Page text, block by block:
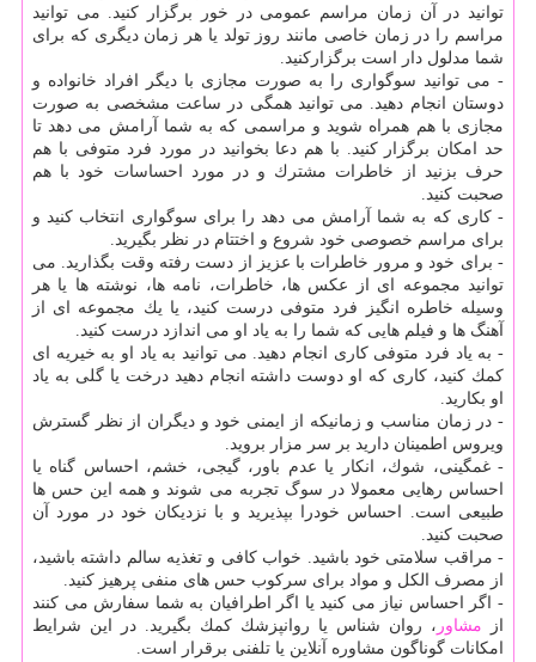
توانید در آن زمان مراسم عمومی در خور برگزار كنید. می توانید
مراسم را در زمان خاصی مانند روز تولد یا هر زمان دیگری كه برای
شما مدلول دار است برگزاركنید.
- می توانید سوگواری را به صورت مجازی با دیگر افراد خانواده و
دوستان انجام دهید. می توانید همگی در ساعت مشخصی به صورت
مجازی با هم همراه شوید و مراسمی كه به شما آرامش می دهد تا
حد امكان برگزار كنید. با هم دعا بخوانید در مورد فرد متوفی با هم
حرف بزنید از خاطرات مشترك و در مورد احساسات خود با هم
صحبت كنید.
- كاری كه به شما آرامش می دهد را برای سوگواری انتخاب كنید و
برای مراسم خصوصی خود شروع و اختتام در نظر بگیرید.
- برای خود و مرور خاطرات با عزیز از دست رفته وقت بگذارید. می
توانید مجموعه ای از عكس ها، خاطرات، نامه ها، نوشته ها یا هر
وسیله خاطره انگیز فرد متوفی درست كنید، یا یك مجموعه ای از
آهنگ ها و فیلم هایی كه شما را به یاد او می اندازد درست كنید.
- به یاد فرد متوفی كاری انجام دهید. می توانید به یاد او به خیریه ای
كمك كنید، كاری كه او دوست داشته انجام دهید درخت یا گلی به یاد
او بكارید.
- در زمان مناسب و زمانیكه از ایمنی خود و دیگران از نظر گسترش
ویروس اطمینان دارید بر سر مزار بروید.
- غمگینی، شوك، انكار یا عدم باور، گیجی، خشم، احساس گناه یا
احساس رهایی معمولا در سوگ تجربه می شوند و همه این حس ها
طبیعی است. احساس خودرا بپذیرید و با نزدیكان خود در مورد آن
صحبت كنید.
- مراقب سلامتی خود باشید. خواب كافی و تغذیه سالم داشته باشید،
از مصرف الكل و مواد برای سركوب حس های منفی پرهیز كنید.
- اگر احساس نیاز می كنید یا اگر اطرافیان به شما سفارش می كنند
از مشاور ، روان شناس یا روانپزشك كمك بگیرید. در این شرایط
امكانات گوناگون مشاوره آنلاین یا تلفنی برقرار است.